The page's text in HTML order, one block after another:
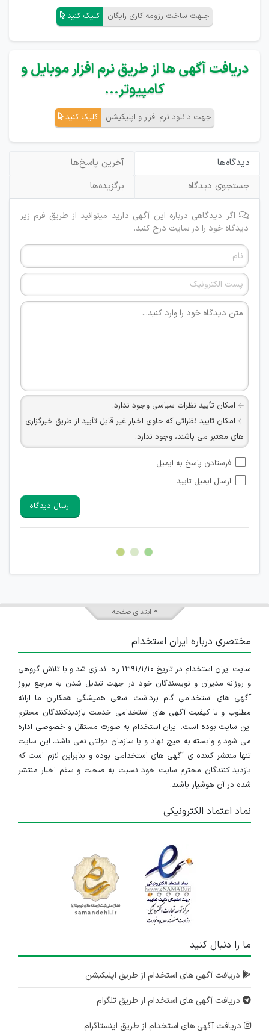
جـهت ساخت رزومه کاری رایگان کلیک کنید
دریافت آگهی ها از طریق نرم افزار موبایل و
کامپیوتر...
جهت دانلود نرم افزار و اپلیکیشن کلیک کنید
دیدگاه‌ها
آخرین پاسخ‌ها
جستجوی دیدگاه
برگزیده‌ها
اگر دیدگاهی درباره این آگهی دارید میتوانید از طریق فرم زیر
دیدگاه خود را در سایت درج کنید.
امکان تأیید نظرات سیاسی وجود ندارد.
امکان تایید نظراتی که حاوی اخبار غیر قابل تأیید از طریق خبرگزاری
های معتبر می باشند، وجود ندارد.
شبکه های مجازی ارتباطی می باشند وجود ندارد.
امکان تأیید نظرات کاربرانی که به هر طریقی قصد مأیوس کردن
هرگونه تحریک، تحقیر و کنایه به سایر افراد (مسئول و غیر مسئول)
غیر مجاز می باشد.
امکان هماهنگی برای هرگونه ملاقات حضوری چه به صورت دسته
فرستادن پاسخ به ایمیل
ارسال ایمیل تایید
ارسال دیدگاه
ابتدای صفحه
مختصری درباره ایران استخدام
سایت ایران استخدام در تاریخ ۱۳۹۱/۱/۱۰ راه اندازی شد و با تلاش گروهی
و روزانه مدیران و نویسندگان خود در جهت تبدیل شدن به مرجع بروز
آگهی های استخدامی گام برداشت. سعی همیشگی همکاران ما ارائه
مطلوب و با کیفیت آگهی های استخدامی خدمت بازدیدکنندگان محترم
این سایت بوده است. ایران استخدام به صورت مستقل و خصوصی اداره
می شود و وابسته به هیچ نهاد و یا سازمان دولتی نمی باشد، این سایت
تنها منتشر کننده ی آگهی های استخدامی بوده و بنابراین لازم است که
بازدید کنندگان محترم سایت خود نسبت به صحت و سقم اخبار منتشر
شده در آن هوشیار باشند.
نماد اعتماد الکترونیکی
ما را دنبال کنید
دریافت آگهی های استخدام از طریق اپلیکیشن
دریافت آگهی های استخدام از طریق تلگرام
دریافت آگهی های استخدام از طریق اینستاگرام